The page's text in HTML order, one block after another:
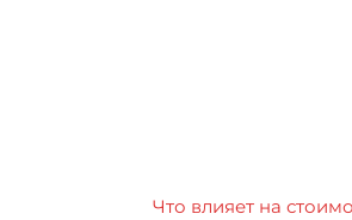
Что влияет на